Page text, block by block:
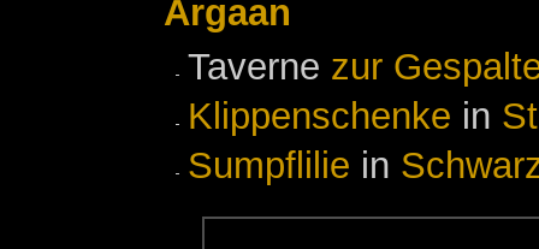
Argaan
Taverne zur
Klippenschenke in
Sumpflilie in